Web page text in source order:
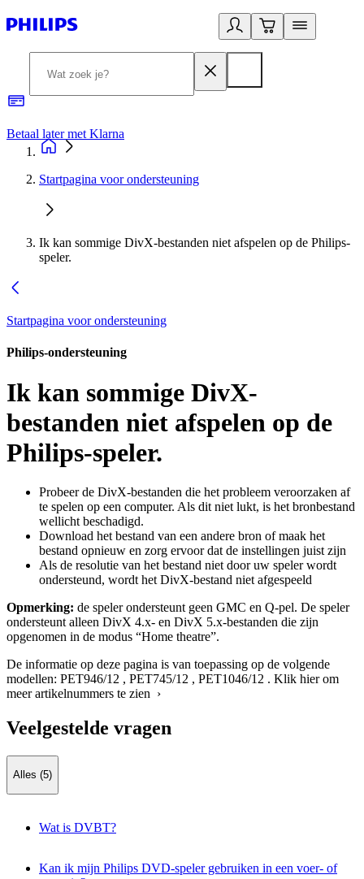
Betaal later met Klarna
Startpagina voor ondersteuning
Ik kan sommige DivX-bestanden niet afspelen op de Philips-
speler.
Startpagina voor ondersteuning
Philips-ondersteuning
Ik kan sommige DivX-
bestanden niet afspelen op de
Philips-speler.
Probeer de DivX-bestanden die het probleem veroorzaken af
te spelen op een computer. Als dit niet lukt, is het bronbestand
wellicht beschadigd.
Download het bestand van een andere bron of maak het
bestand opnieuw en zorg ervoor dat de instellingen juist zijn
Als de resolutie van het bestand niet door uw speler wordt
ondersteund, wordt het DivX-bestand niet afgespeeld
Opmerking: de speler ondersteunt geen GMC en Q-pel. De speler
ondersteunt alleen DivX 4.x- en DivX 5.x-bestanden die zijn
opgenomen in de modus “Home theatre”.
De informatie op deze pagina is van toepassing op de volgende
modellen: PET946/12 , PET745/12 , PET1046/12 . Klik hier om
meer artikelnummers te zien ›
Veelgestelde vragen
Alles (5)
Wat is DVBT?
Kan ik mijn Philips DVD-speler gebruiken in een voer- of